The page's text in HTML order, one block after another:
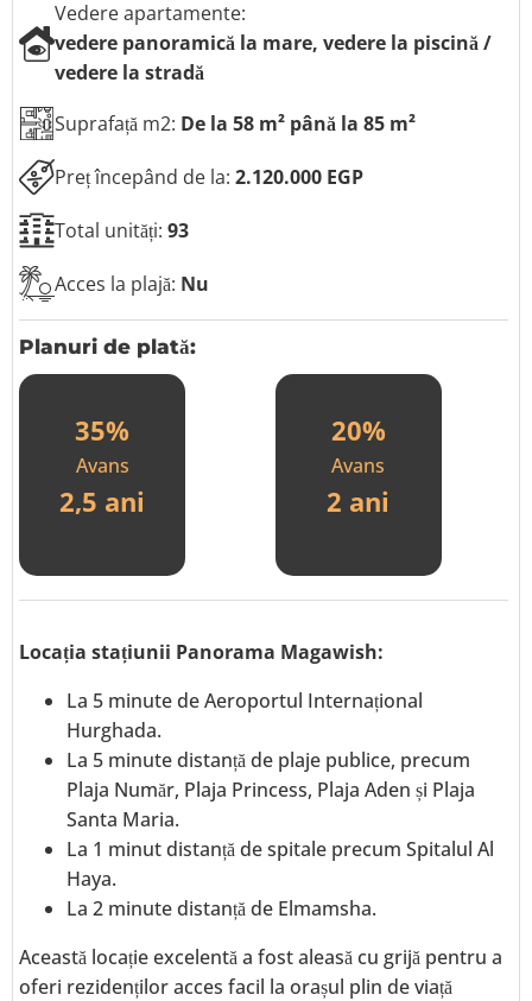
Vedere apartamente:
vedere panoramică la mare, vedere la piscină /
vedere la stradă
Suprafață m2: De la 58 m² până la 85 m²
Preț începând de la: 2.120.000 EGP
Total unități: 93
Acces la plajă: Nu
Planuri de plată:
35%
Avans
2,5 ani
20%
Avans
2 ani
Locația stațiunii Panorama Magawish:
La 5 minute de Aeroportul Internațional
Hurghada.
La 5 minute distanță de plaje publice, precum
Plaja Număr, Plaja Princess, Plaja Aden și Plaja
Santa Maria.
La 1 minut distanță de spitale precum Spitalul Al
Haya.
La 2 minute distanță de Elmamsha.
Această locație excelentă a fost aleasă cu grijă pentru a
oferi rezidenților acces facil la orașul plin de viață
e
f
u
l
u
i